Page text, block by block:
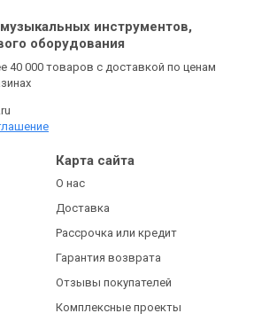
инструментов,
оборудования
40 000 товаров с доставкой по ценам
Карта сайта
О нас
Доставка
Рассрочка или кредит
Гарантия возврата
Отзывы покупателей
Комплексные проекты